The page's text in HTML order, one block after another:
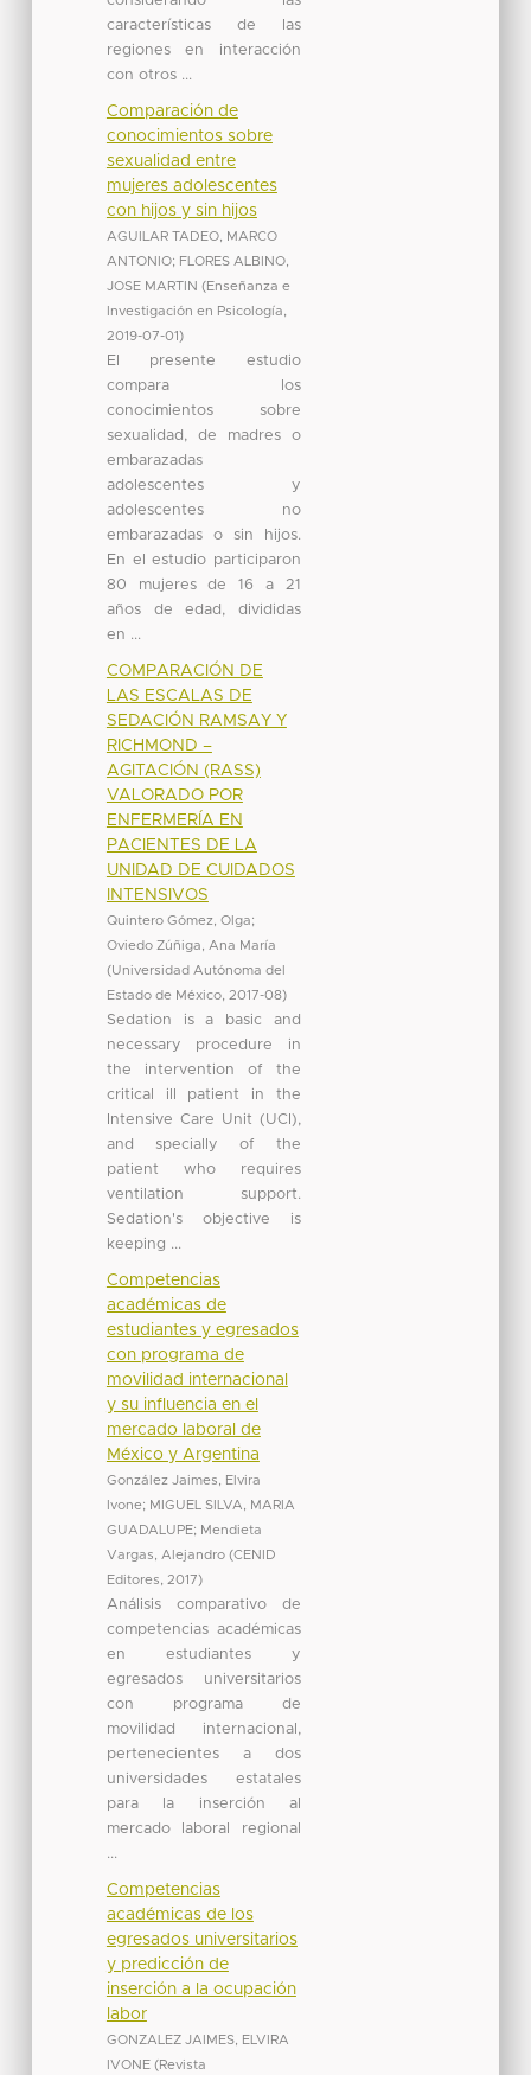
características de las
regiones en interacción
con otros ...
Comparación de
conocimientos sobre
sexualidad entre
mujeres adolescentes
con hijos y sin hijos
AGUILAR TADEO, MARCO
ANTONIO; FLORES ALBINO,
JOSE MARTIN (Enseñanza e
Investigación en Psicología
2019-07-01)
El presente estudio
compara los
conocimientos sobre
sexualidad, de madres o
embarazadas
adolescentes y
adolescentes no
embarazadas o sin hijos.
En el estudio participaron
80 mujeres de 16 a 21
años de edad, divididas
en ...
COMPARACIÓN DE
LAS ESCALAS DE
SEDACIÓN RAMSAY Y
RICHMOND –
AGITACIÓN (RASS)
VALORADO POR
ENFERMERÍA EN
PACIENTES DE LA
UNIDAD DE CUIDADOS
INTENSIVOS
Quintero Gómez, Olga;
Oviedo Zúñiga, Ana María
(Universidad Autónoma del
Estado de México, 2017-08)
Sedation is a basic and
necessary procedure in
the intervention of the
critical ill patient in the
Intensive Care Unit (UCI),
and specially of the
patient who requires
ventilation support.
Sedation's objective is
keeping ...
Competencias
académicas de
estudiantes y egresados
con programa de
movilidad internacional
y su influencia en el
mercado laboral de
México y Argentina
González Jaimes, Elvira
Ivone; MIGUEL SILVA, MARIA
GUADALUPE; Mendieta
Vargas, Alejandro (CENID
Editores
2017)
Análisis comparativo de
competencias académicas
en estudiantes y
egresados universitarios
con programa de
movilidad internacional,
pertenecientes a dos
universidades estatales
para la inserción al
mercado laboral regional
...
Competencias
académicas de los
egresados universitarios
y predicción de
inserción a la ocupación
labor
GONZALEZ JAIMES, ELVIRA
IVONE (Revista